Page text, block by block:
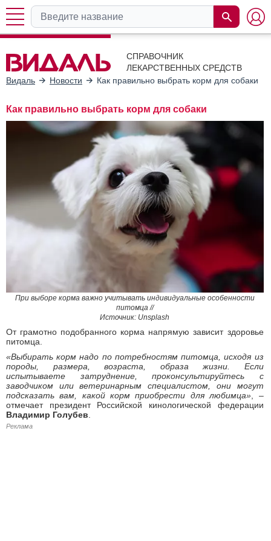
СПРАВОЧНИК
ЛЕКАРСТВЕННЫХ СРЕДСТВ
Видаль
Новости Как правильно выбрать корм для собаки
Как правильно выбрать корм для собаки
При выборе корма важно учитывать индивидуальные особенности
питомца //
Источник: Unsplash
От грамотно подобранного корма напрямую зависит здоровье
питомца.
«Выбирать корм надо по потребностям питомца, исходя из
породы, размера, возраста, образа жизни. Если
испытываете затруднение, проконсультируйтесь с
заводчиком или ветеринарным специалистом, они могут
подсказать вам, какой корм приобрести для любимца» , –
отмечает президент Российской кинологической федерации
Владимир Голубев
Реклама